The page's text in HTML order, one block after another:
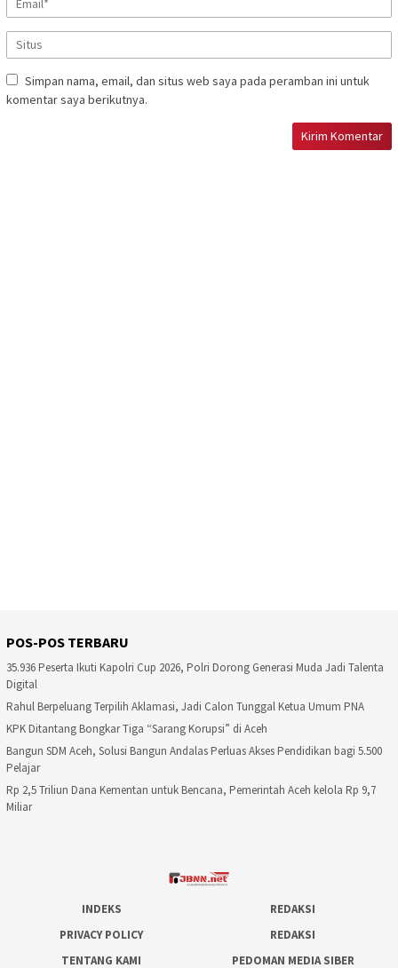
Simpan nama, email, dan situs web saya pada peramban ini untuk
komentar saya berikutnya.
POS-POS TERBARU
35.936 Peserta Ikuti Kapolri Cup 2026, Polri Dorong Generasi Muda Jadi Talenta
Digital
Rahul Berpeluang Terpilih Aklamasi, Jadi Calon Tunggal Ketua Umum PNA
KPK Ditantang Bongkar Tiga “Sarang Korupsi” di Aceh
Bangun SDM Aceh, Solusi Bangun Andalas Perluas Akses Pendidikan bagi 5.500
Pelajar
Rp 2,5 Triliun Dana Kementan untuk Bencana, Pemerintah Aceh kelola Rp 9,7
Miliar
INDEKS
REDAKSI
PRIVACY POLICY
REDAKSI
TENTANG KAMI
PEDOMAN MEDIA SIBER